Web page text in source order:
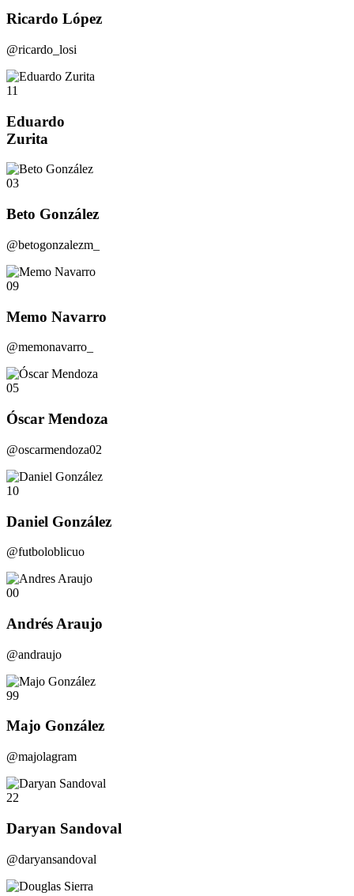
Ricardo López
@ricardo_losi
11
Eduardo
Zurita
03
Beto González
@betogonzalezm_
09
Memo Navarro
@memonavarro_
05
Óscar Mendoza
@oscarmendoza02
10
Daniel González
@futboloblicuo
00
Andrés Araujo
@andraujo
99
Majo González
@majolagram
22
Daryan Sandoval
@daryansandoval